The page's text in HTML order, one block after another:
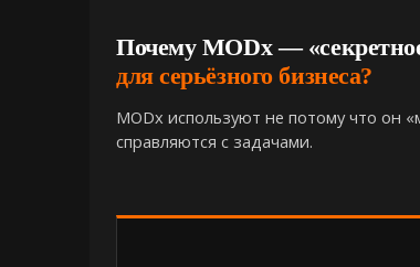
Почему MODx —
для серьёзного бизнеса?
MODx используют не потому что он
справляются с задачами.